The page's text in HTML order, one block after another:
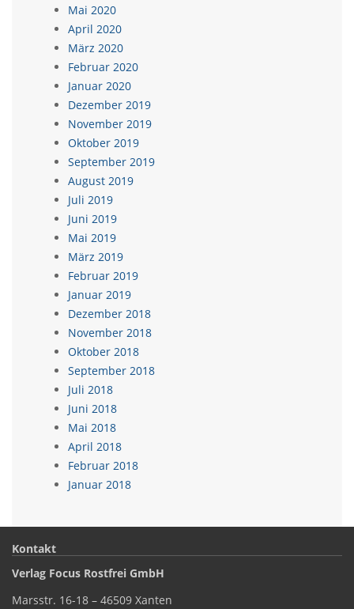
Mai 2020
April 2020
März 2020
Februar 2020
Januar 2020
Dezember 2019
November 2019
Oktober 2019
September 2019
August 2019
Juli 2019
Juni 2019
Mai 2019
März 2019
Februar 2019
Januar 2019
Dezember 2018
November 2018
Oktober 2018
September 2018
Juli 2018
Juni 2018
Mai 2018
April 2018
Februar 2018
Januar 2018
Kontakt
Verlag Focus Rostfrei GmbH
Marsstr. 16-18 – 46509 Xanten